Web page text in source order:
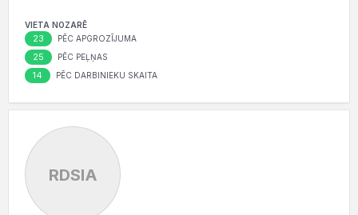
VIETA NOZARĒ
23 PĒC APGROZĪJUMA
25 PĒC PEĻŅAS
14 PĒC DARBINIEKU SKAITA
RDSIA